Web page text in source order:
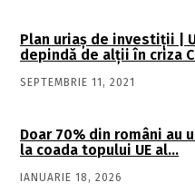
Plan uriaș de investiții |
depindă de alții în criza
SEPTEMBRIE 11, 2021
Doar 70% din români au
la coada topului UE al…
IANUARIE 18, 2026